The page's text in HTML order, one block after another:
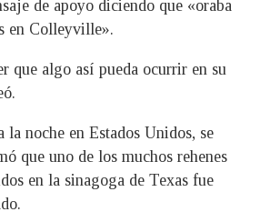
de apoyo diciendo que «oraba
en Colleyville».
que algo así pueda ocurrir en su
la noche en Estados Unidos, se
que uno de los muchos rehenes
en la sinagoga de Texas fue